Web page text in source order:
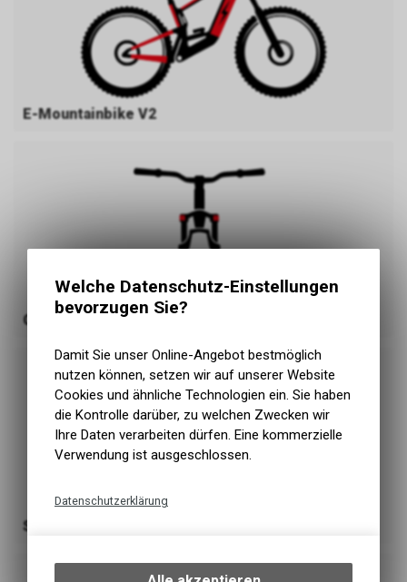
E-Mountainbike V2
Gabel V2
Standard Universal
Welche Datenschutz-Einstellungen
bevorzugen Sie?
Damit Sie unser Online-Angebot bestmöglich
nutzen können, setzen wir auf unserer Website
Cookies und ähnliche Technologien ein. Sie haben
die Kontrolle darüber, zu welchen Zwecken wir
Ihre Daten verarbeiten dürfen. Eine kommerzielle
Verwendung ist ausgeschlossen.
Datenschutzerklärung
bestimmte Interaktionen und